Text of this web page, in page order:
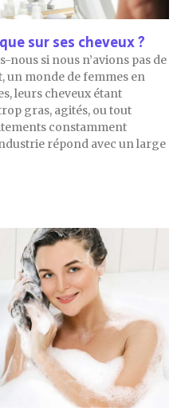
sur ses cheveux ?
nous si nous n’avions pas de
un monde de femmes en
leurs cheveux étant
gras, agités, ou tout
constamment
répond avec un large